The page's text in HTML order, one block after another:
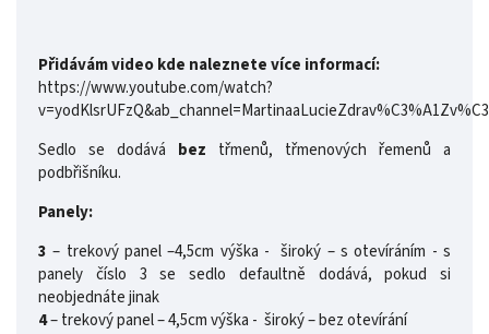
Přidávám video kde naleznete více informací:
https://www.youtube.com/watch?
Sedlo se dodává
bez
třmenů, třmenových řemenů a
podbřišníku.
Panely:
3 – trekový panel –4,5cm výška - široký – s otevíráním - s
panely číslo 3 se sedlo defaultně dodává, pokud si
neobjednáte jinak
4– trekový panel – 4,5cm výška - široký – bez otevírání